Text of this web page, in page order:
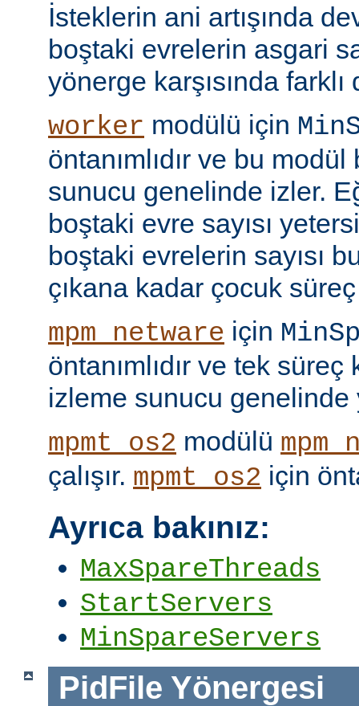
İsteklerin ani artışında
boştaki evrelerin asgari
yönerge karşısında farklı
worker modülü için
öntanımlıdır ve bu
sunucu genelinde izler.
boştaki evre sayısı
boştaki evrelerin sayısı
çıkana kadar çocuk
mpm_netware için
öntanımlıdır ve tek
izleme sunucu genelinde
mpmt_os2 modülü
çalışır. mpmt_os2 için
Ayrıca bakınız:
MaxSpareThreads
StartServers
MinSpareServers
PidFile Yönergesi